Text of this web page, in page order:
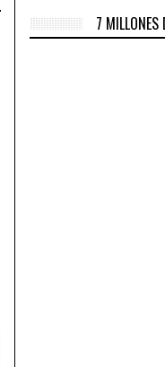
7 MILLONES